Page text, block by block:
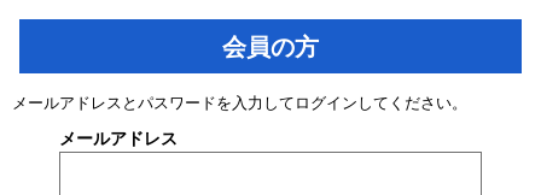
会員の方
メールアドレスとパスワードを入力してログインしてください。
メールアドレス